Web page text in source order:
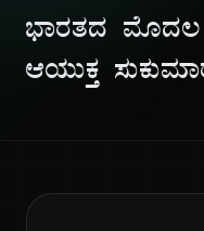
ಭಾರತದ ಮೊದಲ
ಆಯುಕ್ತ